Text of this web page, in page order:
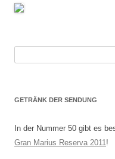
GETRÄNK DER SENDUNG
In der Nummer 50 gibt es
Gran Marius Reserva 2011!